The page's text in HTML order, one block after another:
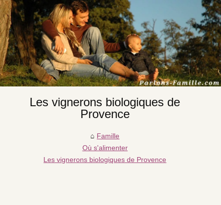
Les vignerons biologiques de
Provence
Famille
Où s'alimenter
Les vignerons biologiques de Provence